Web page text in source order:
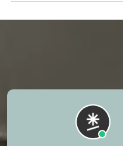
forma de vivir los espacios